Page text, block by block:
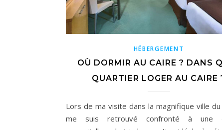
HÉBERGEMENT
OÙ DORMIR AU CAIRE ? DANS
QUARTIER LOGER AU CAIRE
Lors de ma visite dans la magnifique ville du
me suis retrouvé confronté à une